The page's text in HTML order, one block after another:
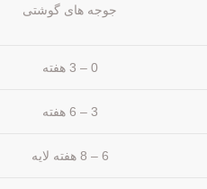
جوجه های گوشتی
0 – 3 هفته
3 – 6 هفته
6 – 8 هفته لایه